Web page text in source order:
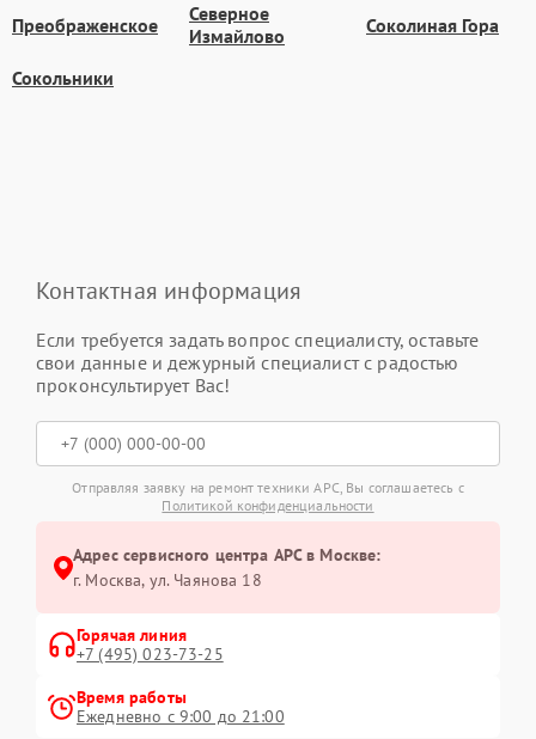
Преображенское
Северное
Измайлово
Соколиная Гора
Сокольники
Контактная информация
Если требуется задать вопрос специалисту, оставьте
свои данные и дежурный специалист с радостью
проконсультирует Вас!
Отправляя заявку на ремонт техники APC, Вы соглашаетесь с
Политикой конфиденциальности
Адрес сервисного центра APC в Москве:
г. Москва, ул. Чаянова 18
Горячая линия
+7 (495) 023-73-25
Время работы
Ежедневно с 9:00 до 21:00